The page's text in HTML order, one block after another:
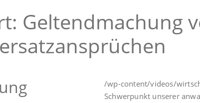
Geltendmachung
/wp-content/videos/
Schwerpunkt unserer